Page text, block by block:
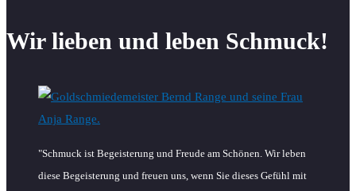
Wir lieben und leben Schmuck!
"Schmuck ist Begeisterung und Freude am Schönen. Wir leben
diese Begeisterung und freuen uns, wenn Sie dieses Gefühl mit